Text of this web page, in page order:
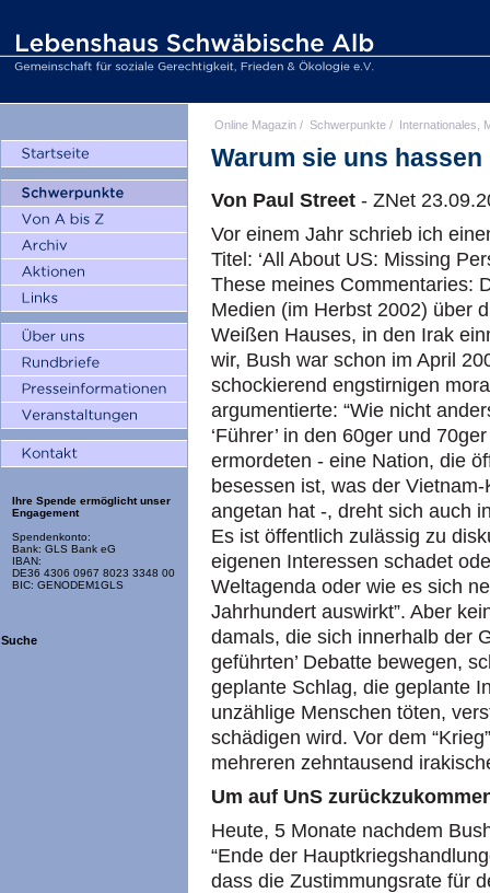
Ihre Spende ermöglicht unser
Engagement
Spendenkonto:
Bank: GLS Bank eG
IBAN:
DE36 4306 0967 8023 3348 00
BIC: GENODEM1GLS
Suche
Online Magazin / Schwerpunkte / Internationales,
Warum sie uns hassen
Von Paul Street - ZNet
Vor einem Jahr schrieb ich
Titel: ‘All About US: Missing
These meines Commentaries:
Medien (im Herbst 2002) über
Weißen Hauses, in den Irak
wir, Bush war schon im April
schockierend engstirnigen
argumentierte: “Wie nicht
‘Führer’ in den 60ger und
ermordeten - eine Nation, die
besessen ist, was der
angetan hat -, dreht sich auch
Es ist öffentlich zulässig zu
eigenen Interessen schadet
Weltagenda oder wie es sich
Jahrhundert auswirkt”. Aber
damals, die sich innerhalb der
geführten’ Debatte bewegen,
geplante Schlag, die geplante
unzählige Menschen töten,
schädigen wird. Vor dem
mehreren zehntausend
Um auf UnS
Heute, 5 Monate nachdem
“Ende der
dass die Zustimmungsrate für